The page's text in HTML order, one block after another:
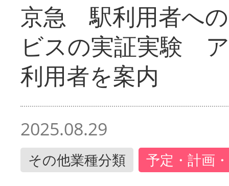
京急 駅利用者へ
ビスの実証実験
利用者を案内
2025.08.29
その他業種分類 予定・計画